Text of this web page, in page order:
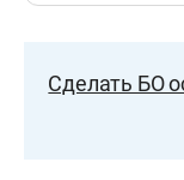
Сделать БО